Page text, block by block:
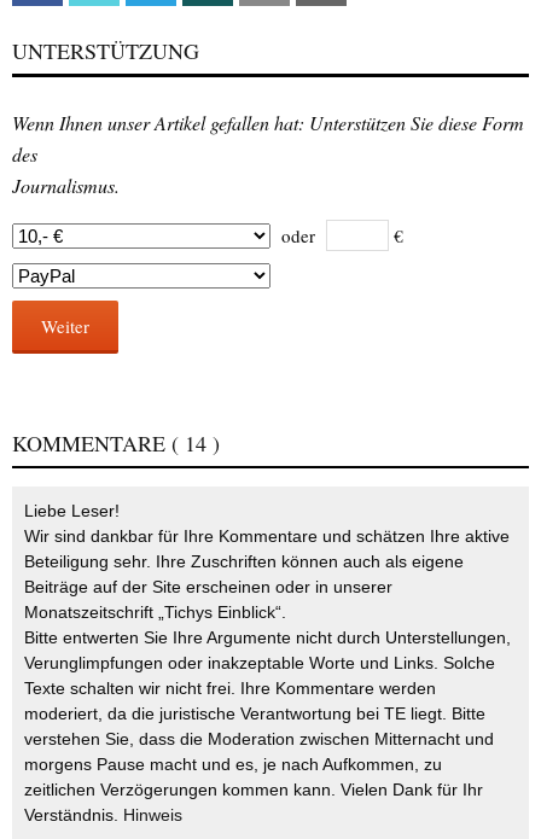
UNTERSTÜTZUNG
Wenn Ihnen unser Artikel gefallen hat: Unterstützen Sie diese Form
des
Journalismus.
oder €
Weiter
KOMMENTARE ( 14 )
Liebe Leser!
Wir sind dankbar für Ihre Kommentare und schätzen Ihre aktive
Beteiligung sehr. Ihre Zuschriften können auch als eigene
Beiträge auf der Site erscheinen oder in unserer
Monatszeitschrift „Tichys Einblick“.
Bitte entwerten Sie Ihre Argumente nicht durch Unterstellungen,
Verunglimpfungen oder inakzeptable Worte und Links. Solche
Texte schalten wir nicht frei. Ihre Kommentare werden
moderiert, da die juristische Verantwortung bei TE liegt. Bitte
verstehen Sie, dass die Moderation zwischen Mitternacht und
morgens Pause macht und es, je nach Aufkommen, zu
zeitlichen Verzögerungen kommen kann. Vielen Dank für Ihr
Verständnis. Hinweis